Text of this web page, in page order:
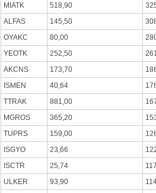
MIATK
518,90
ALFAS
145,50
OYAKC
80,00
YEOTK
252,50
AKCNS
173,70
ISMEN
40,64
TTRAK
881,00
MGROS
365,20
TUPRS
159,00
ISGYO
23,66
ISCTR
25,74
ULKER
93,90